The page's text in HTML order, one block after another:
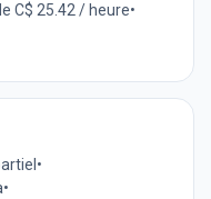
C$ 25.42 / heure•
•
•